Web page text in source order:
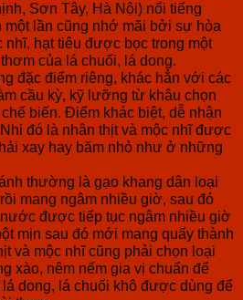
Sơn Tây, Hà Nội) nổi tiếng
một lần cũng nhớ mãi bởi sự hòa
nhĩ, hạt tiêu được bọc trong một
của lá chuối, lá dong.
đặc điểm riêng, khác hẳn với các
cầu kỳ, kỹ lưỡng từ khâu chọn
biến. Điểm khác biệt, dễ nhận
đó là nhân thịt và mộc nhĩ được
xay hay băm nhỏ như ở những
thường là gạo khang dân loại
mang ngâm nhiều giờ, sau đó
được tiếp tục ngâm nhiều giờ
mịn sau đó mới mang quấy thành
và mộc nhĩ cũng phải chọn loại
xào, nêm nếm gia vị chuẩn để
dong, lá chuối khô được dùng để